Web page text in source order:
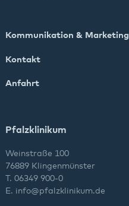
Kommunikation & Marketing
Kontakt
Anfahrt
Pfalzklinikum
Weinstraße 100
76889 Klingenmünster
T. 06349 900-0
E. info@pfalzklinikum.de